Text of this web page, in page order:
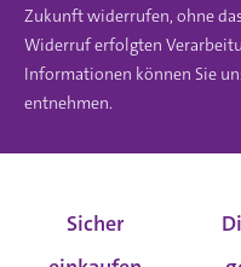
Zukunft widerrufen, ohne
Widerruf erfolgten
Informationen können Sie
entnehmen.
Sicher